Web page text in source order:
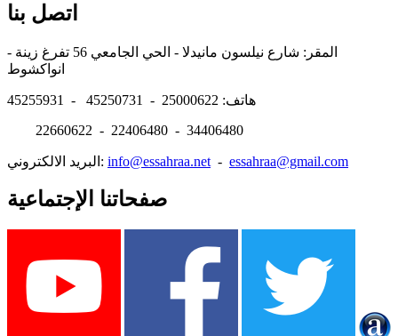
اتصل بنا
المقر: شارع نيلسون مانيدلا - الحي الجامعي 56 تفرغ زينة -
هاتف: 25000622 - 45250731 - 45255931
22660622 - 22406480 - 34406480
البريد الالكتروني: info@essahraa.net - essahraa@gmail.com
صفحاتنا الإجتماعية